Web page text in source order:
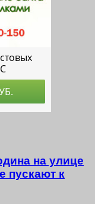
на улице
пускают к